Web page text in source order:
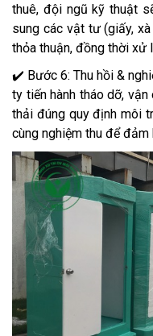
thuê, đội ngũ kỹ thuật
sung các vật tư (giấy,
thỏa thuận, đồng thời xử
✔️ Bước 6: Thu hồi &
ty tiến hành tháo dỡ,
thải đúng quy định môi
cùng nghiệm thu để